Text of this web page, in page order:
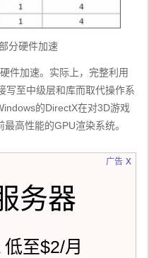
分硬件加速
件加速。实际上，完整利用
写至中级层和库而取代操作系
的DirectX在对3D游戏
高性能的GPU渲染系统。
广告
务器
至$2/月
x